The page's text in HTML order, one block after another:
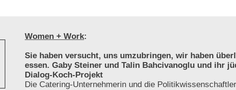
Women + Work:
Sie haben versucht, uns umzubringen, wir haben
essen. Gaby Steiner und Talin Bahcivanoglu und ihr
Dialog-Koch-Projekt
Die Catering-Unternehmerin und die